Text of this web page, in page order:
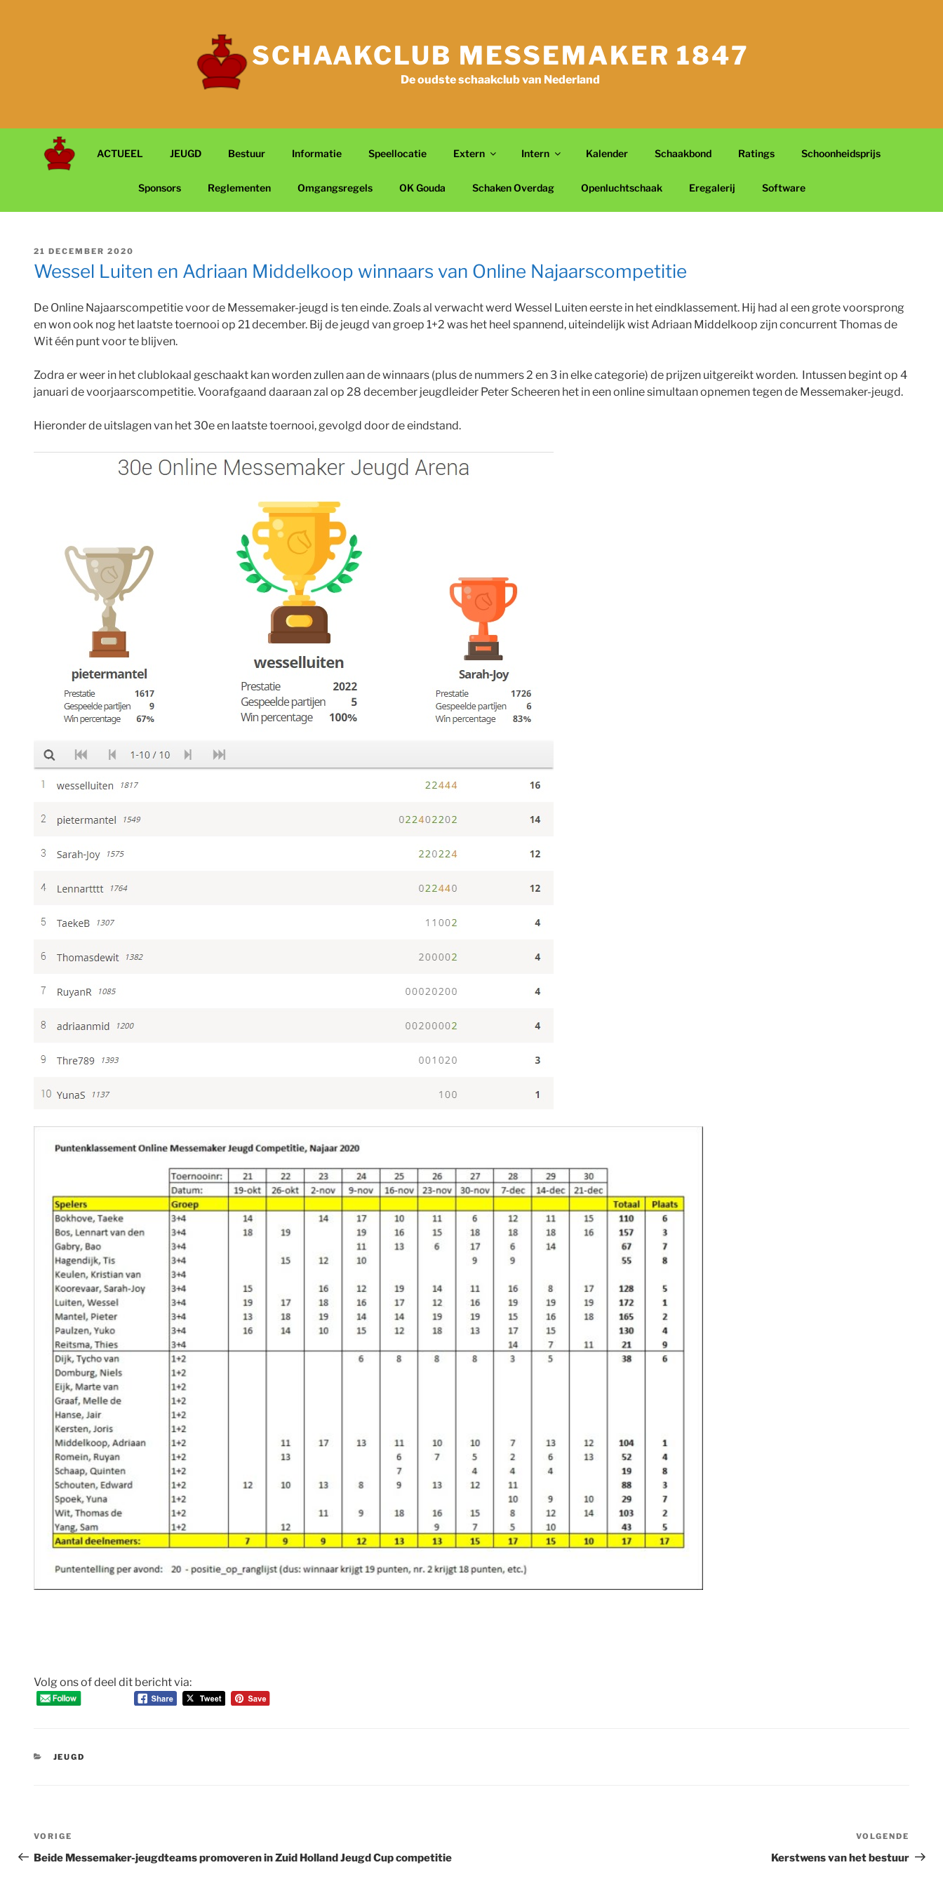
SCHAAKCLUB MESSEMAKER 1847
De oudste schaakclub van Nederland
ACTUEEL JEUGD Bestuur Informatie Speellocatie Extern Intern Kalender Schaakbond Ratings Schoonheidsprijs
Sponsors Reglementen Omgangsregels OK Gouda Schaken Overdag Openluchtschaak Eregalerij Software
GEPLAATST
OP
21 DECEMBER 2020
Wessel Luiten en Adriaan Middelkoop winnaars van Online Najaarscompetitie
De Online Najaarscompetitie voor de Messemaker-jeugd is ten einde. Zoals al verwacht werd Wessel Luiten eerste in het eindklassement. Hij had al een grote voorsprong
en won ook nog het laatste toernooi op 21 december. Bij de jeugd van groep 1+2 was het heel spannend, uiteindelijk wist Adriaan Middelkoop zijn concurrent Thomas de
Wit één punt voor te blijven.
Zodra er weer in het clublokaal geschaakt kan worden zullen aan de winnaars (plus de nummers 2 en 3 in elke categorie) de prijzen uitgereikt worden. Intussen begint op 4
januari de voorjaarscompetitie. Voorafgaand daaraan zal op 28 december jeugdleider Peter Scheeren het in een online simultaan opnemen tegen de Messemaker-jeugd.
Hieronder de uitslagen van het 30e en laatste toernooi, gevolgd door de eindstand.
Volg ons of deel dit bericht via:
CATEGORIEËN
JEUGD
Bericht
navigatie
Vorig
bericht
VORIGE
Beide Messemaker-jeugdteams promoveren in Zuid Holland Jeugd Cup competitie
VOLGENDE
Kerstwens van het bestuur